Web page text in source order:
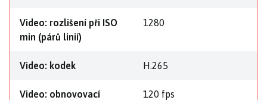
Video: rozlišení při ISO
min (párů linií)
1280
Video: kodek H.265
Video: obnovovací
120 fps